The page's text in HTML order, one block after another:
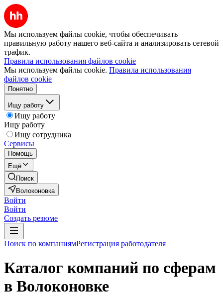
Мы используем файлы cookie, чтобы обеспечивать
правильную работу нашего веб-сайта и анализировать сетевой
трафик.
Правила использования файлов cookie
Мы используем файлы cookie. Правила использования
файлов cookie
Понятно
Ищу работу
Ищу работу
Ищу работу
Ищу сотрудника
Сервисы
Помощь
Ещё
Поиск
Волоконовка
Войти
Войти
Создать резюме
Поиск по компаниямРегистрация работодателя
Каталог компаний по сферам
в Волоконовке